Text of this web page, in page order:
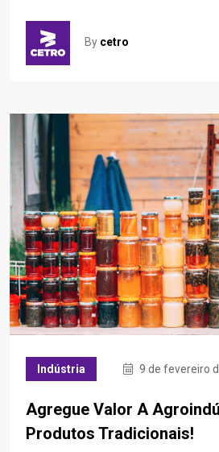
By cetro
Indústria 9 de fevereiro
Agregue Valor A
Produtos Tradicionais!